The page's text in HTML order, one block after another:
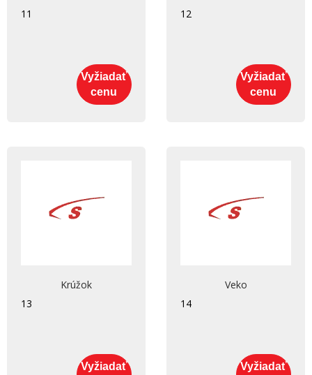
11
Vyžiadať
cenu
12
Vyžiadať
cenu
Krúžok
13
Vyžiadať
Veko
14
Vyžiadať